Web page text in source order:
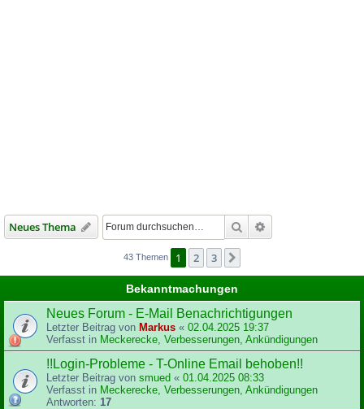
Neues Thema Suche
43 Themen 1 2 3
Bekanntmachungen
Neues Forum - E-Mail Benachrichtigungen
Letzter Beitrag von Markus « 02.04.2025 19:37
Verfasst in Meckerecke, Verbesserungen, Ankündigungen
!!Login-Probleme - T-Online Email behoben!!
Letzter Beitrag von smued « 01.04.2025 08:33
Verfasst in Meckerecke, Verbesserungen, Ankündigungen
Antworten: 17